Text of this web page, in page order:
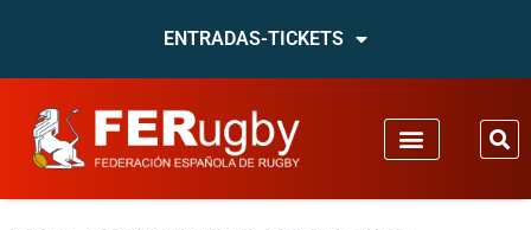
ENTRADAS-TICKETS